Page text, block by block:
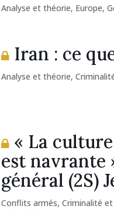
Analyse et théorie, Europe,
Iran : ce
Analyse et théorie,
« La
est navrante
général (2S)
Conflits armés,Criminalité